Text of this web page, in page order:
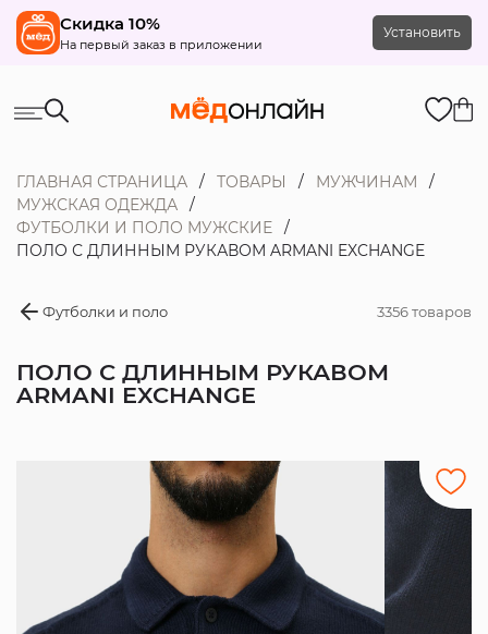
Скидка 10%
На первый заказ в приложении
Установить
ГЛАВНАЯ СТРАНИЦА ТОВАРЫ
МУЖЧИНАМ
МУЖСКАЯ ОДЕЖДА
ФУТБОЛКИ И ПОЛО МУЖСКИЕ
ПОЛО С ДЛИННЫМ РУКАВОМ ARMANI EXCHANGE
Футболки и поло 3356 товаров
ПОЛО С ДЛИННЫМ РУКАВОМ
ARMANI EXCHANGE